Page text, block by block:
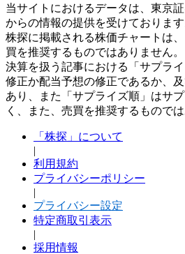
当サイトにおけるデータは、東京
からの情報の提供を受けておりま
株探に掲載される株価チャートは
買を推奨するものではありません。
決算を扱う記事における「サプラ
修正か配当予想の修正であるか、
あり、また「サプライズ順」はサ
く、また、売買を推奨するものでは
「株探」について
|
利用規約
プライバシーポリシー
|
プライバシー設定
特定商取引表示
|
採用情報